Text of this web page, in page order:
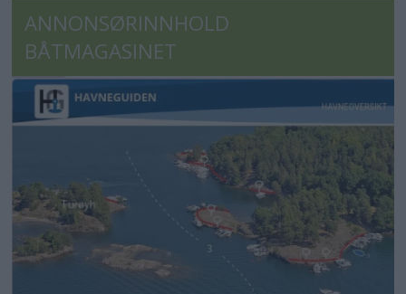
ANNONSØRINNHOLD
BÅTMAGASINET